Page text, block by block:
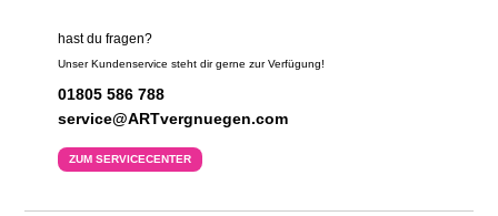
hast du fragen?
Unser Kundenservice steht dir gerne zur Verfügung!
01805 586 788
service@ARTvergnuegen.com
ZUM SERVICECENTER